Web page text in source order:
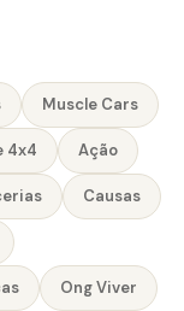
Muscle Cars
4x4 Ação
Causas
Ong Viver